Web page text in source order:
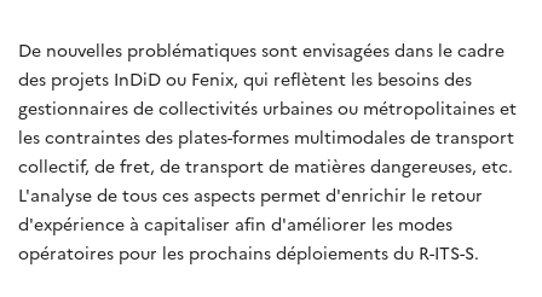
De nouvelles problématiques sont envisagées dans le cadre
des projets InDiD ou Fenix, qui reflètent les besoins des
gestionnaires de collectivités urbaines ou métropolitaines et
les contraintes des plates-formes multimodales de transport
collectif, de fret, de transport de matières dangereuses, etc.
L'analyse de tous ces aspects permet d'enrichir le retour
d'expérience à capitaliser afin d'améliorer les modes
opératoires pour les prochains déploiements du R-ITS-S.